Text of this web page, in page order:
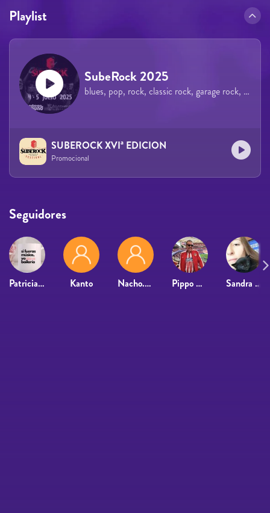
Playlist
SubeRock 2025
blues, pop, rock, classic rock, garage rock, soul
SUBEROCK XVIª EDICION
Promocional
Seguidores
Patriciavs Kanto Nacho.Conciertos Pippo Alias Erpippo Sandra López Caballero